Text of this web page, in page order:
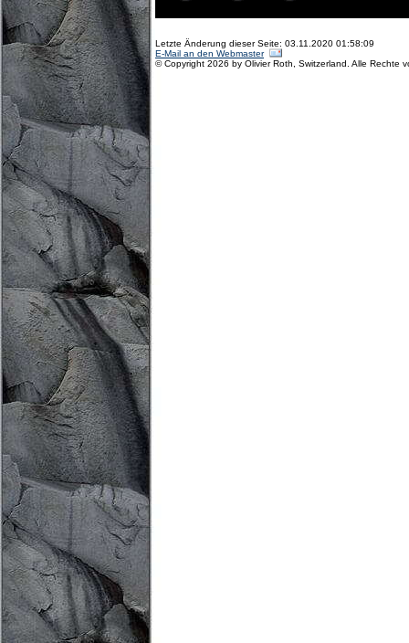
Letzte Änderung dieser Seite: 03.11.2020 01:58:09
E-Mail an den Webmaster
© Copyright 2026 by Olivier Roth, Switzerland. Alle Rechte